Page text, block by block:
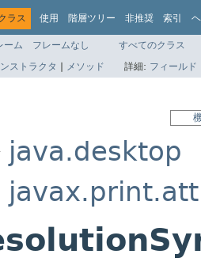
ラス 使用 階層ツリー 非推奨 索引
ーム フレームなし
すべてのクラス
ストラクタ | メソッド 詳細: フィールド
java.desktop